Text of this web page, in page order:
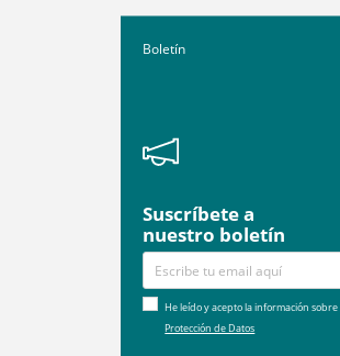
Boletín
Suscríbete a
nuestro boletín
He leído y acepto la información sobre
Protección de Datos